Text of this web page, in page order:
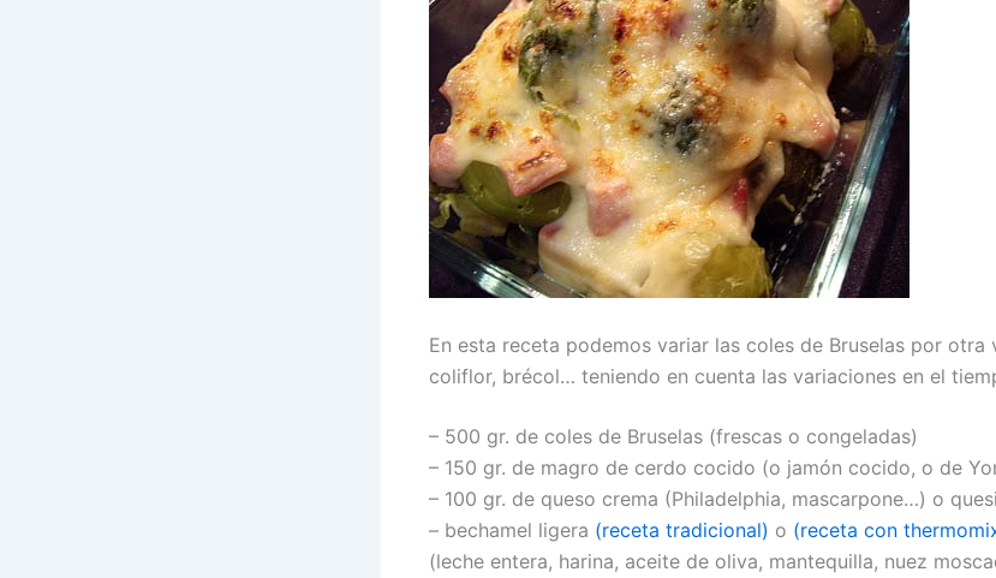
En esta receta podemos variar las coles de Bruselas por otra
coliflor, brécol… teniendo en cuenta las variaciones en el
– 500 gr. de coles de Bruselas (frescas o congeladas)
– 150 gr. de magro de cerdo cocido (o jamón cocido, o de
– 100 gr. de queso crema (Philadelphia, mascarpone…) o
– bechamel ligera (receta tradicional) o (receta con
(leche entera, harina, aceite de oliva, mantequilla, nuez